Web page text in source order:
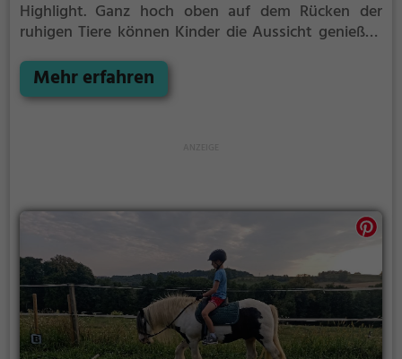
Highlight. Ganz hoch oben auf dem Rücken der
ruhigen Tiere können Kinder die Aussicht genießen
Mehr erfahren